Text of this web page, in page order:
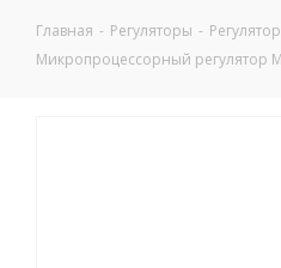
Главная - Регуляторы -
Микропроцессорный регулятор